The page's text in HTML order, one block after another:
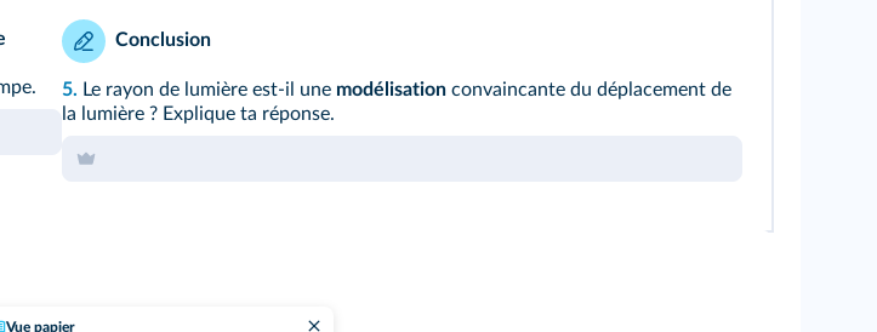
Vue papier
Conclusion
5. Le rayon de lumière est-il une modélisation convaincante du déplacement de
la lumière ? Explique ta réponse.